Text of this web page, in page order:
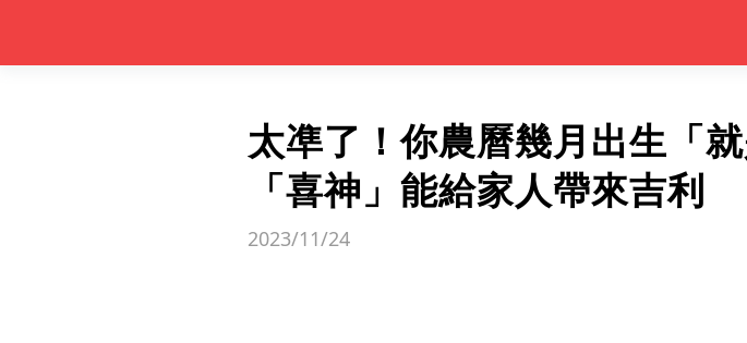
太凖了！你農曆幾月出生「
「喜神」能給家人帶來吉利
2023/11/24